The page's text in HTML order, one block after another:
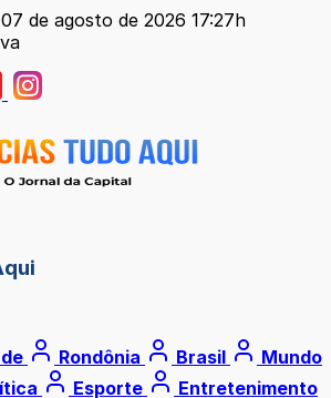
de agosto de 2026 17:27h
Rondônia Brasil
Mundo
Esporte
Entretenimento